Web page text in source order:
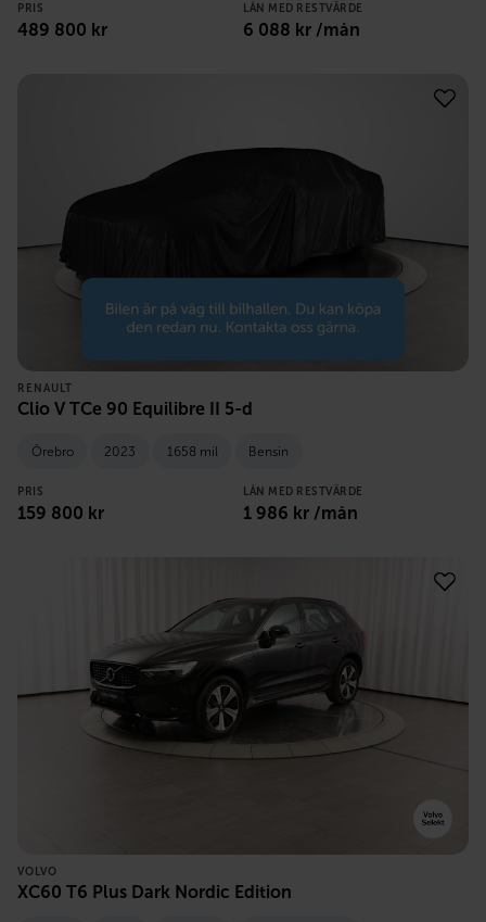
PRIS
489 800 kr
LÅN MED RESTVÄRDE
6 088 kr /mån
RENAULT
Clio V TCe 90 Equilibre II 5-d
Örebro 2023 1658 mil Bensin
PRIS
159 800 kr
LÅN MED RESTVÄRDE
1 986 kr /mån
VOLVO
XC60 T6 Plus Dark Nordic Edition